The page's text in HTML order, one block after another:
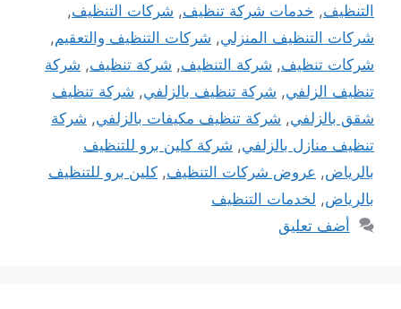
التنظيف, خدمات شركة تنظيف, شركات التنظيف,
شركات التنظيف المنزلي, شركات التنظيف والتعقيم,
شركات تنظيف, شركة التنظيف, شركة تنظيف, شركة
تنظيف الزلفي, شركة تنظيف بالزلفي, شركة تنظيف
شقق بالزلفي, شركة تنظيف مكيفات بالزلفي, شركة
تنظيف منازل بالزلفي, شركة كلين برو للتنظيف
بالرياض, عروض شركات التنظيف, كلين برو للتنظيف
بالرياض, لخدمات التنظيف
أضف تعليق